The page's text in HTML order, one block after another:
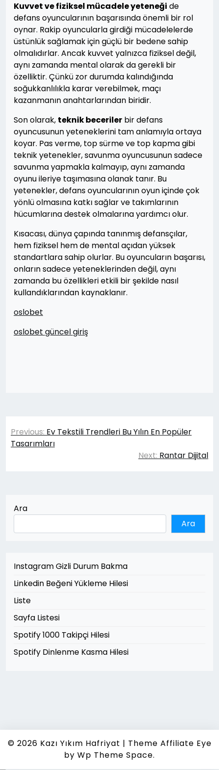
Kuvvet ve fiziksel mücadele yeteneği de
defans oyuncularının başarısında önemli bir rol
oynar. Rakip oyuncularla girdiği mücadelelerde
üstünlük sağlamak için güçlü bir bedene sahip
olmalıdırlar. Ancak kuvvet yalnızca fiziksel değil,
aynı zamanda mental olarak da gerekli bir
özelliktir. Çünkü zor durumda kalındığında
soğukkanlılıkla karar verebilmek, maçı
kazanmanın anahtarlarından biridir.
Son olarak, teknik beceriler bir defans
oyuncusunun yeteneklerini tam anlamıyla ortaya
koyar. Pas verme, top sürme ve top kapma gibi
teknik yetenekler, savunma oyuncusunun sadece
savunma yapmakla kalmayıp, aynı zamanda
oyunu ileriye taşımasına olanak tanır. Bu
yetenekler, defans oyuncularının oyun içinde çok
yönlü olmasına katkı sağlar ve takımlarının
hücumlarına destek olmalarına yardımcı olur.
Kısacası, dünya çapında tanınmış defansçılar,
hem fiziksel hem de mental açıdan yüksek
standartlara sahip olurlar. Bu oyuncuların başarısı,
onların sadece yeteneklerinden değil, aynı
zamanda bu özellikleri etkili bir şekilde nasıl
kullandıklarından kaynaklanır.
oslobet
oslobet güncel giriş
Yazı
gezinmesi
Previous: Ev Tekstili Trendleri Bu Yılın En Popüler
Tasarımları
Next: Rantar Dijital
Ara
Ara
Instagram Gizli Durum Bakma
Linkedin Beğeni Yükleme Hilesi
Liste
Sayfa Listesi
Spotify 1000 Takipçi Hilesi
Spotify Dinlenme Kasma Hilesi
© 2026 Kazı Yıkım Hafriyat | Theme Affiliate Eye
by Wp Theme Space.